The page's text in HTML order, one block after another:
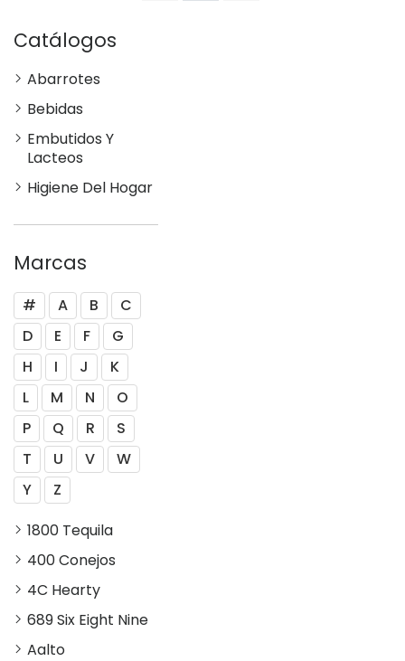
Catálogos
Abarrotes
Bebidas
Embutidos Y
Lacteos
Higiene Del Hogar
Marcas
# A B
C
D
E F
G
H
I J
K
L
M N
O
P
Q R
S
T
U V
W
Y
Z
1800 Tequila
400 Conejos
4C Hearty
689 Six Eight Nine
Aalto